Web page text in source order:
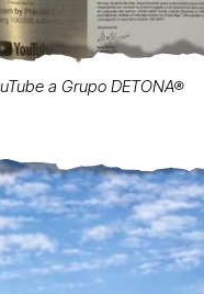
a Grupo DETONA®